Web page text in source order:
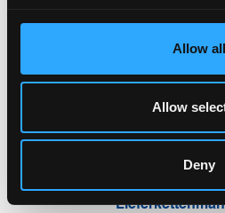
Allow all
Allow
Deny
Von/zu den
Von/zu den wichtigsten